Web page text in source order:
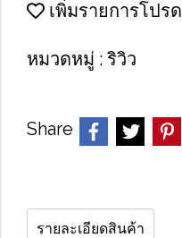
เพิ่มรายการโปรด
หมวดหมู่ : ริวิว
Share
รายละเอียดสินค้า